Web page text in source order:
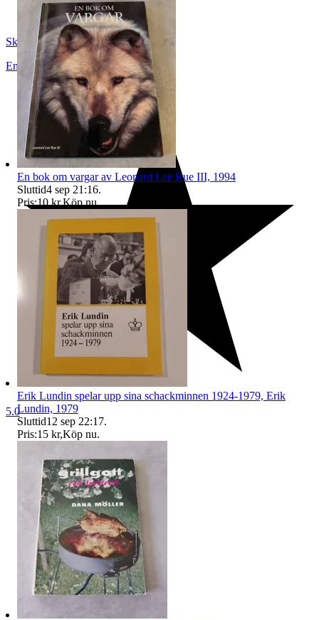
Skopanandersson
Enköping,Sverige
5.0
En bok om vargar av Leonard Lee Rue III, 1994
Sluttid4 sep 21:16.
Pris:10 kr,Köp nu.
Erik Lundin spelar upp sina schackminnen 1924-1979, Erik
Lundin, 1979
Sluttid12 sep 22:17.
Pris:15 kr,Köp nu.